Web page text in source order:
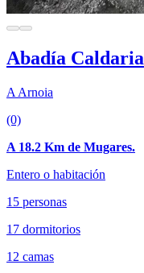
Abadía Caldaria
A Arnoia
(0)
A 18.2 Km de Mugares.
Entero o habitación
15 personas
17 dormitorios
12 camas